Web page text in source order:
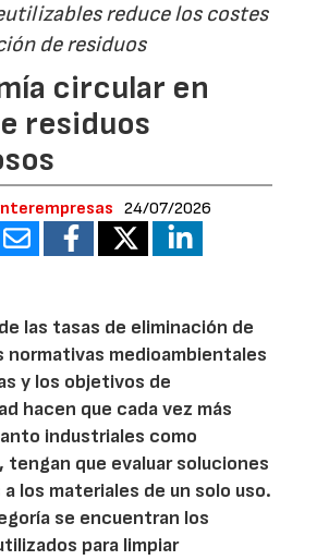
reduce los costes
de residuos
circular en
residuos
24/07/2026
las tasas de eliminación de
normativas medioambientales
y los objetivos de
hacen que cada vez más
industriales como
tengan que evaluar soluciones
los materiales de un solo uso.
se encuentran los
para limpiar